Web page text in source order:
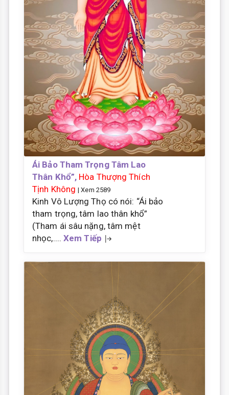
Ái Bảo Tham Trọng Tâm Lao
Thân Khổ”, Hòa Thượng Thích
Tịnh Không | Xem 2589
Kinh Vô Lượng Thọ có nói: “Ái bảo
tham trọng, tâm lao thân khổ”
(Tham ái sâu nặng, tâm mệt
nhọc,.... Xem Tiếp